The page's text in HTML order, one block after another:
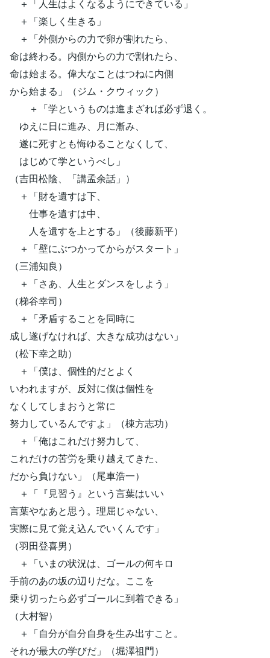
＋「人生はよくなるようにできている」
＋「楽しく生きる」
＋「外側からの力で卵が割れたら、
命は終わる。内側からの力で割れたら、
命は始まる。偉大なことはつねに内側
から始まる」（ジム・クウィック）
＋「学というものは進まざれば必ず退く。
ゆえに日に進み、月に漸み、
遂に死すとも悔ゆることなくして、
はじめて学というべし」
（吉田松陰、「講孟余話」）
＋「財を遺すは下、
仕事を遺すは中、
人を遺すを上とする」（後藤新平）
＋「壁にぶつかってからがスタート」
（三浦知良）
＋「さあ、人生とダンスをしよう」
（梯谷幸司）
＋「矛盾することを同時に
成し遂げなければ、大きな成功はない」
（松下幸之助）
＋「僕は、個性的だとよく
いわれますが、反対に僕は個性を
なくしてしまおうと常に
努力しているんですよ」（棟方志功）
＋「俺はこれだけ努力して、
これだけの苦労を乗り越えてきた、
だから負けない」（尾車浩一）
＋「『見習う』という言葉はいい
言葉やなあと思う。理屈じゃない、
実際に見て覚え込んでいくんです」
（羽田登喜男）
＋「いまの状況は、ゴールの何キロ
手前のあの坂の辺りだな。ここを
乗り切ったら必ずゴールに到着できる」
（大村智）
＋「自分が自分自身を生み出すこと。
それが最大の学びだ」（堀澤祖門）